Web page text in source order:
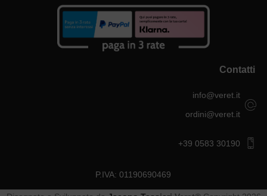
Contatti
info@veret.it
ordini@veret.it
+39 0583 30190
P.IVA: 01190690469